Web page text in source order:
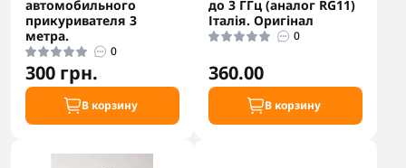
автомобильного
прикуривателя 3
метра.
0
300 грн.
В корзину
до 3 ГГц (аналог RG11)
Італія. Оригінал
0
360.00
В корзину